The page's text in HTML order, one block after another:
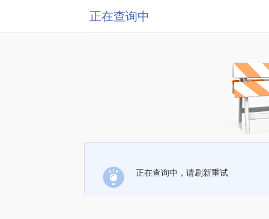
正在查询中
正在查询中，请刷新重试